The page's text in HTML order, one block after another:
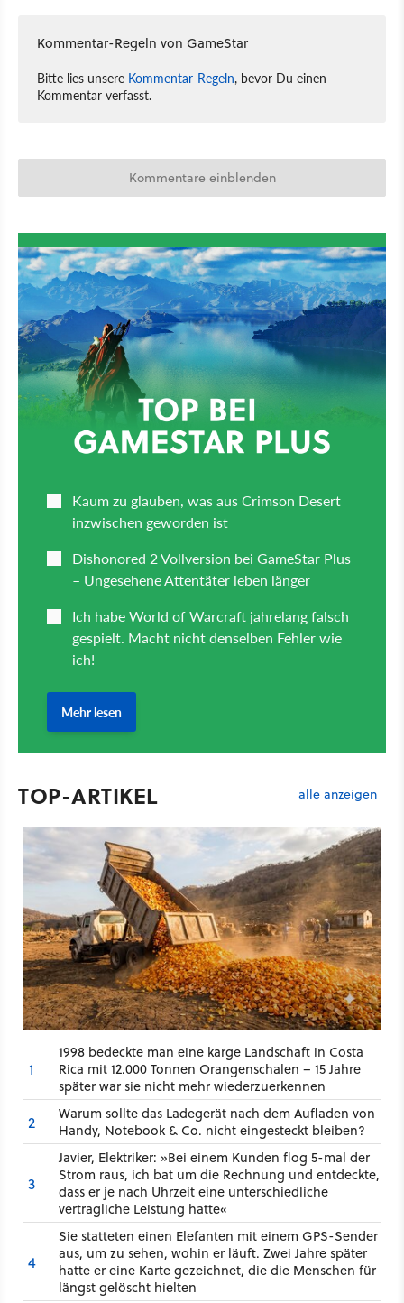
Kommentar-Regeln von GameStar
Bitte lies unsere Kommentar-Regeln, bevor Du einen
Kommentar verfasst.
Kommentare einblenden
TOP-ARTIKEL alle anzeigen
1
1998 bedeckte man eine karge Landschaft in Costa
Rica mit 12.000 Tonnen Orangenschalen – 15 Jahre
später war sie nicht mehr wiederzuerkennen
2
Warum sollte das Ladegerät nach dem Aufladen von
Handy, Notebook & Co. nicht eingesteckt bleiben?
3
Javier, Elektriker: »Bei einem Kunden flog 5-mal der
Strom raus, ich bat um die Rechnung und entdeckte,
dass er je nach Uhrzeit eine unterschiedliche
vertragliche Leistung hatte«
4
Sie statteten einen Elefanten mit einem GPS-Sender
aus, um zu sehen, wohin er läuft. Zwei Jahre später
hatte er eine Karte gezeichnet, die die Menschen für
längst gelöscht hielten